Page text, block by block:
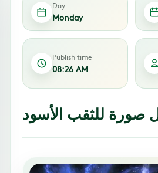
Day
Monday
Publish time
08:26 AM
صورة للثقب الأسود